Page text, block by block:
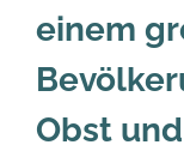
einem
Obst